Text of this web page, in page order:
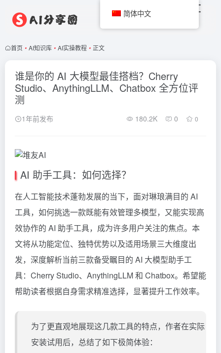
首页 • AI知识库 • AI实操教程 • 正文
谁是你的 AI 大模型最佳搭档？Cherry
Studio、AnythingLLM、Chatbox 全方位评
测
1年前发布 180.2K 0 0
AI 助手工具：如何选择？
在人工智能技术蓬勃发展的当下，面对琳琅满目的 AI
工具，如何挑选一款既能有效管理多模型，又能实现高
效协作的 AI 助手工具，成为许多用户关注的焦点。本
文将从功能定位、独特优势以及适用场景三大维度出
发，深度解析当前三款备受瞩目的 AI 大模型助手工
具：Cherry Studio、AnythingLLM 和 Chatbox。希望能
帮助读者根据自身需求精准选择，显著提升工作效率。
为了更直观地展现这几款工具的特点，作者在实际
安装试用后，总结了如下极简体验：
简体中文